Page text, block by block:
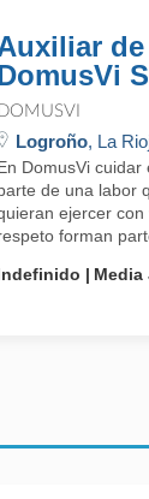
DOMUSVI
Logroño, La
DomusVi
de una labor
ejercer
forman
Media